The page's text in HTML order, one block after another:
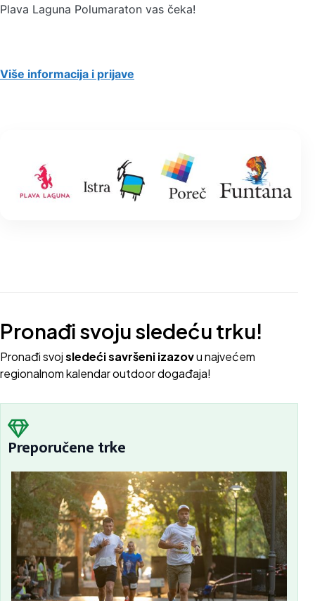
Plava Laguna Polumaraton vas čeka!
Više informacija i prijave
Pronađi svoju sledeću trku!
Pronađi svojsledeći savršeni izazovu najvećem
regionalnom kalendar outdoor događaja!
Preporučene trke